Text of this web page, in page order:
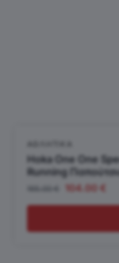
Hoka One One
Running
104.00 €